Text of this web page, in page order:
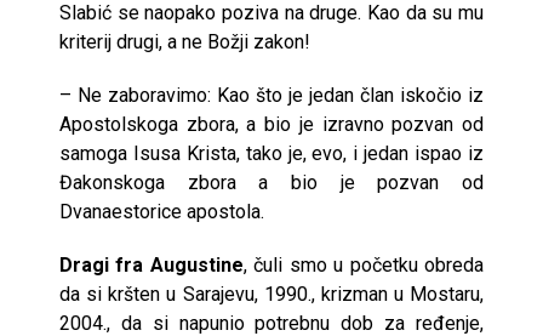
Slabić se naopako poziva na druge. Kao da su mu
kriterij drugi, a ne Božji zakon!
– Ne zaboravimo: Kao što je jedan član iskočio iz
Apostolskoga zbora, a bio je izravno pozvan od
samoga Isusa Krista, tako je, evo, i jedan ispao iz
Đakonskoga zbora a bio je pozvan od
Dvanaestorice apostola.
Dragi fra Augustine, čuli smo u početku obreda
da si kršten u Sarajevu, 1990., krizman u Mostaru,
2004., da si napunio potrebnu dob za ređenje,